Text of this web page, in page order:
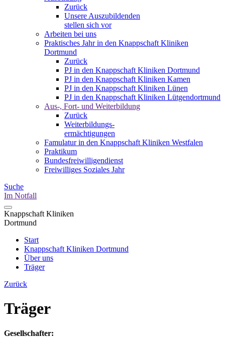
Zurück
Unsere Auszubildenden
stellen sich vor
Arbeiten bei uns
Praktisches Jahr in den Knappschaft Kliniken
Dortmund
Zurück
PJ in den Knappschaft Kliniken Dortmund
PJ in den Knappschaft Kliniken Kamen
PJ in den Knappschaft Kliniken Lünen
PJ in den Knappschaft Kliniken Lütgendortmund
Aus-, Fort- und Weiterbildung
Zurück
Weiterbildungs-
ermächtigungen
Famulatur in den Knappschaft Kliniken Westfalen
Praktikum
Bundesfreiwilligendienst
Freiwilliges Soziales Jahr
Suche
Im Notfall
Knappschaft Kliniken
Dortmund
Start
Knappschaft Kliniken Dortmund
Über uns
Träger
Zurück
Träger
Gesellschafter: